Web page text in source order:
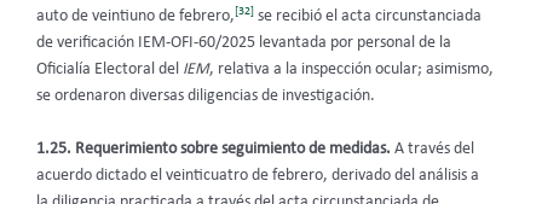
auto de veintiuno de febrero,[32] se recibió el acta circunstanciada
de verificación IEM-OFI-60/2025 levantada por personal de la
Oficialía Electoral del IEM, relativa a la inspección ocular; asimismo,
se ordenaron diversas diligencias de investigación.
1.25. Requerimiento sobre seguimiento de medidas. A través del
acuerdo dictado el veinticuatro de febrero, derivado del análisis a